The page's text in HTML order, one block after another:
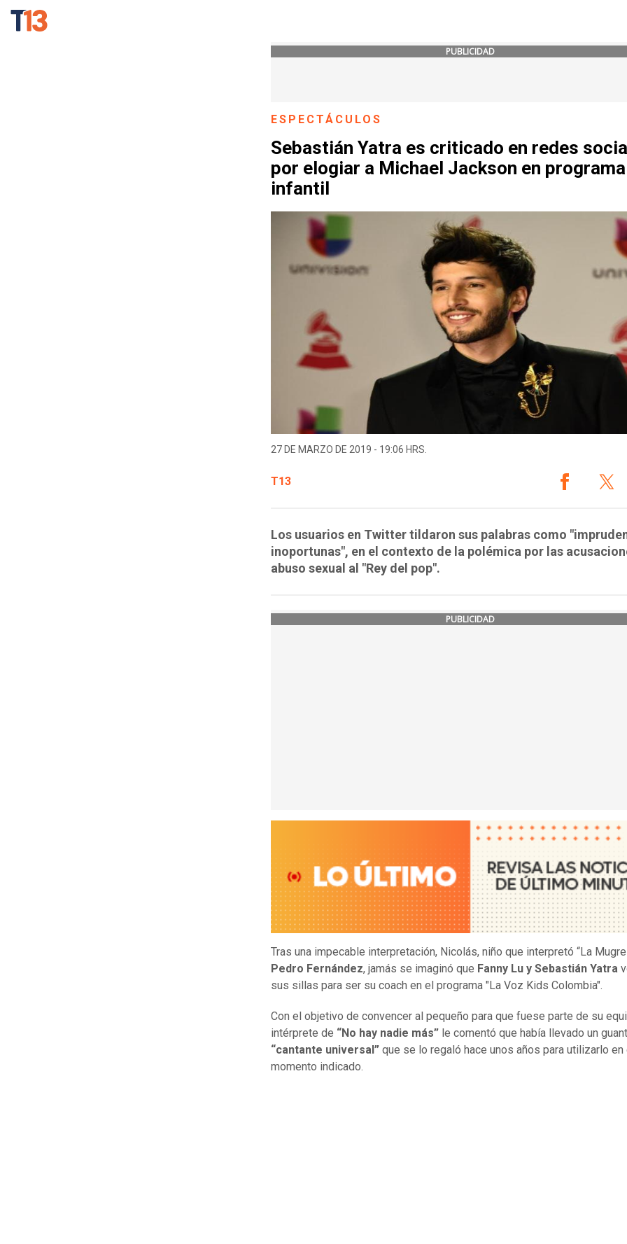
PUBLICIDAD
ESPECTÁCULOS
Sebastián Yatra es criticado en redes
por elogiar a Michael Jackson en programa
infantil
27 DE MARZO DE 2019 - 19:06 HRS.
T13
Los usuarios en Twitter tildaron sus palabras como
inoportunas", en el contexto de la polémica por las
abuso sexual al "Rey del pop".
PUBLICIDAD
Tras una impecable interpretación, Nicolás, niño que interpretó “La
Pedro Fernández, jamás se imaginó que Fanny Lu y Sebastián Yatra
sus sillas para ser su coach en el programa "La Voz Kids Colombia".
Con el objetivo de convencer al pequeño para que fuese parte de su
intérprete de “No hay nadie más” le comentó que había llevado un
“cantante universal” que se lo regaló hace unos años para utilizarlo en
momento indicado.